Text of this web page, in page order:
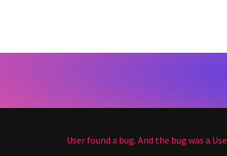
Следующая
User found a bug. And the bug was a